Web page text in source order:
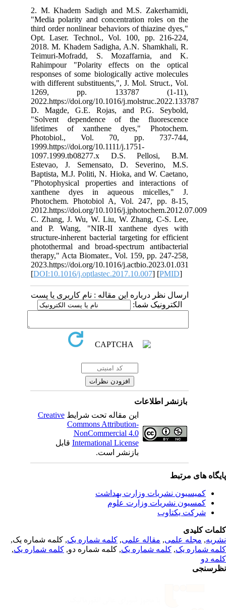
2. M. Khadem Sadigh and M.S. Zakerhamidi,
"Media polarity and concentration roles on the
third order nonlinear behaviors of thiazine dyes,"
Opt. Laser. Technol., Vol. 100, pp. 216-224,
2018. M. Khadem Sadigha, A.N. Shamkhali, R.
Teimuri-Mofradd, S. Mozaffarnia, and K.
Rahimpour "Polarity effects on the optical
responses of some biologically active molecules
with different substituents,", J. Mol. Struct., Vol.
1269, pp. 133787 (1-11),
2022.https://doi.org/10.1016/j.molstruc.2022.133787
D. Magde, G.E. Rojas, and P.G. Seybold,
"Solvent dependence of the fluorescence
lifetimes of xanthene dyes," Photochem.
Photobiol., Vol. 70, pp. 737-744,
1999.https://doi.org/10.1111/j.1751-
1097.1999.tb08277.x D.S. Pellosi, B.M.
Estevao, J. Semensato, D. Severino, M.S.
Baptista, M.J. Politi, N. Hioka, and W. Caetano,
"Photophysical properties and interactions of
xanthene dyes in aqueous micelles," J.
Photochem. Photobiol A, Vol. 247, pp. 8-15,
2012.https://doi.org/10.1016/j.jphotochem.2012.07.009
C. Zhang, J. Wu, W. Liu, W. Zhang, C-S. Lee,
and P. Wang, "NIR-II xanthene dyes with
structure-inherent bacterial targeting for efficient
photothermal and broad-spectrum antibacterial
therapy," Acta Biomater., Vol. 159, pp. 247-258,
2023.https://doi.org/10.1016/j.actbio.2023.01.031
[DOI:10.1016/j.optlastec.2017.10.007] [PMID
ارسال نظر درباره این مقاله : نام کاربری یا پست
الکترونیک شما:
بازنشر اطلاعات
این مقاله تحت شرایطCreative
Commons Attribution-
NonCommercial 4.0
International Licenseقابل
بازنشر است.
های مرتبط
کمیسیون نشریات وزارت بهداشت
کمسیون نشریات وزارت علوم
شرکت یکتاوب
کلیدی
,مجله علمی, مقاله علمی, کلمه شماره یک, کلمه شماره یک,
شماره یک,کلمه شماره یک, کلمه شماره دو,کلمه شماره یک,
دو